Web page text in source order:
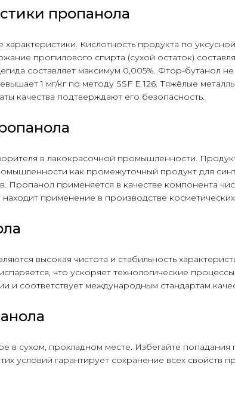
пропанола
Кислотность продукта по
пропилового спирта (сухой остаток)
составляет максимум 0,005%. Фтор-бутанол
1 мг/кг по методу SSF E 126. Тяжёлые
качества подтверждают его безопасность.
в лакокрасочной промышленности.
как промежуточный продукт для
Пропанол применяется в качестве компонента
применение в производстве косметических
высокая чистота и стабильность
что ускоряет технологические
и соответствует международным стандартам
в сухом, прохладном месте. Избегайте
условий гарантирует сохранение всех свойств